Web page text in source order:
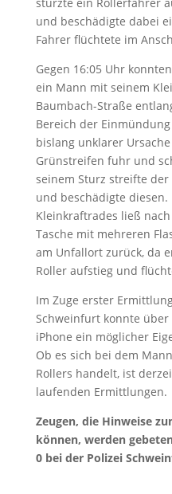
stürzte ein Rollerfahrer
und beschädigte dabei
Fahrer flüchtete im
Gegen 16:05 Uhr
ein Mann mit seinem
Baumbach-Straße
Bereich der
bislang unklarer
Grünstreifen fuhr und
seinem Sturz streifte
und beschädigte diesen.
Kleinkraftrades ließ
Tasche mit mehreren
am Unfallort zurück, da
Roller aufstieg und
Im Zuge erster
Schweinfurt konnte über
iPhone ein möglicher
Ob es sich bei dem
Rollers handelt, ist
laufenden Ermittlungen.
Zeugen, die Hinweise
können, werden
0 bei der Polizei